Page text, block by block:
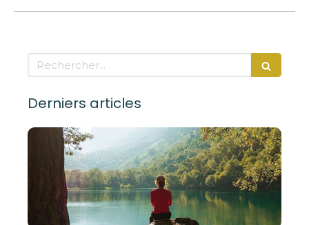
Rechercher
Derniers articles